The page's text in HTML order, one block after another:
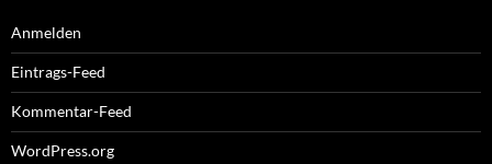
Anmelden
Eintrags-Feed
Kommentar-Feed
WordPress.org